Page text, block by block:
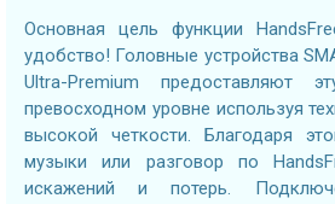
Основная цель функции
удобство! Головные устройства
Ultra-Premium предоставляют
превосходном уровне используя
высокой четкости. Благодаря
музыки или разговор по
искажений и потерь.